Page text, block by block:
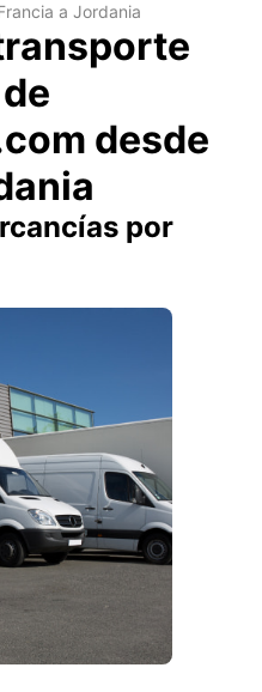
a Jordania
desde
por